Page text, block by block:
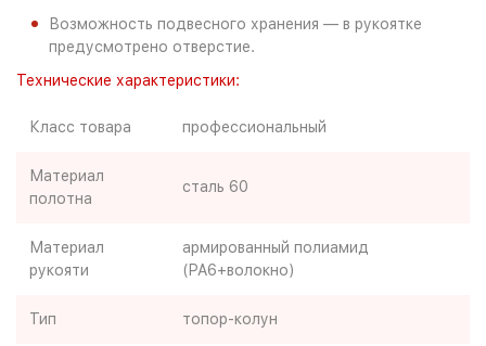
Возможность подвесного хранения — в рукоятке
предусмотрено отверстие.
Технические характеристики:
Класс товара профессиональный
Материал
полотна
сталь 60
Материал
рукояти
армированный полиамид
(PA6+волокно)
Тип топор-колун